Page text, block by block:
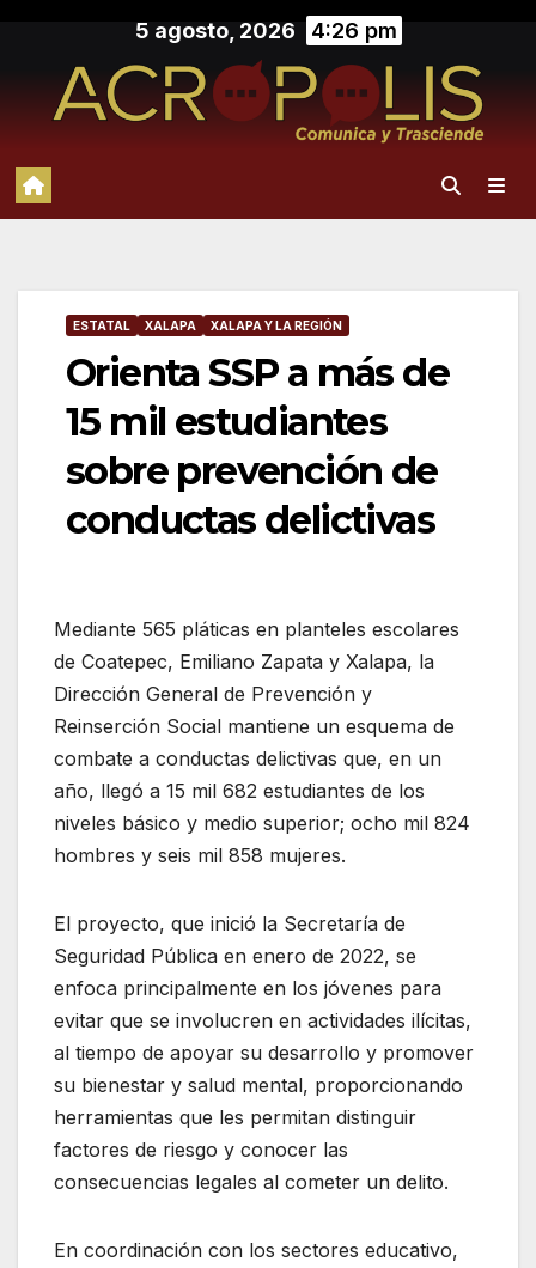
contenido
5 agosto, 2026 4:26 pm
ESTATAL XALAPA XALAPA Y LA REGIÓN
Orienta SSP a más de
15 mil estudiantes
sobre prevención de
conductas delictivas
Mediante 565 pláticas en planteles escolares
de Coatepec, Emiliano Zapata y Xalapa, la
Dirección General de Prevención y
Reinserción Social mantiene un esquema de
combate a conductas delictivas que, en un
año, llegó a 15 mil 682 estudiantes de los
niveles básico y medio superior; ocho mil 824
hombres y seis mil 858 mujeres.
El proyecto, que inició la Secretaría de
Seguridad Pública en enero de 2022, se
enfoca principalmente en los jóvenes para
evitar que se involucren en actividades ilícitas,
al tiempo de apoyar su desarrollo y promover
su bienestar y salud mental, proporcionando
herramientas que les permitan distinguir
factores de riesgo y conocer las
consecuencias legales al cometer un delito.
En coordinación con los sectores educativo,